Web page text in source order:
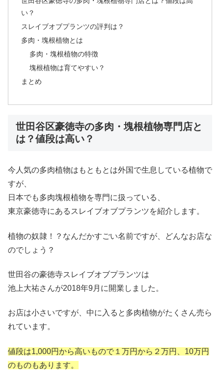
い？
スレイブオブプランツの評判は？
多肉・塊根植物とは
多肉・塊根植物の特徴
塊根植物は育てやすい？
まとめ
世田谷区豪徳寺の多肉・塊根植物専門店と
は？値段は高い？
今人気の多肉植物はもともとは外国で生息している植物で
すが、
日本でも多肉塊根植物を専門に扱っている、
東京豪徳寺にある スレイブオブプランツを紹介します。
植物の奴隷！？なんだかすごい名前ですが、どんなお店な
のでしょう？
世田谷の豪徳寺スレイブオブプランツは
池上大祐さんが2018年9月に開業しました。
お店は小さいですが、中に入ると多肉植物がたくさん売ら
れています。
値段は1,000円から高いもので１万円から２万円、 10万円
のものもあります。